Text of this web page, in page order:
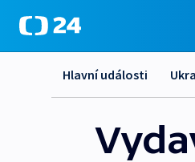
Hlavní události